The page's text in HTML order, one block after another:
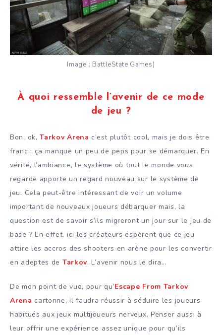
Image : BattleState Games)
À quoi ressemble l’avenir de ce mode
de jeu ?
Bon, ok,Tarkov Arena c’est plutôt cool, mais je dois être
franc : ça manque un peu de peps pour se démarquer. En
vérité, l’ambiance, le système où tout le monde vous
regarde apporte un regard nouveau sur le système de
jeu. Cela peut-être intéressant de voir un volume
important de nouveaux joueurs débarquer mais, la
question est de savoir s’ils migreront un jour sur le jeu de
base ? En effet, ici les créateurs espèrent que ce jeu
attire les accros des shooters en arène pour les convertir
en adeptes de Tarkov. L’avenir nous le dira…
De mon point de vue, pour qu’Escape From Tarkov
Arena cartonne, il faudra réussir à séduire les joueurs
habitués aux jeux multijoueurs nerveux. Penser aussi à
leur offrir une expérience assez unique pour qu’ils